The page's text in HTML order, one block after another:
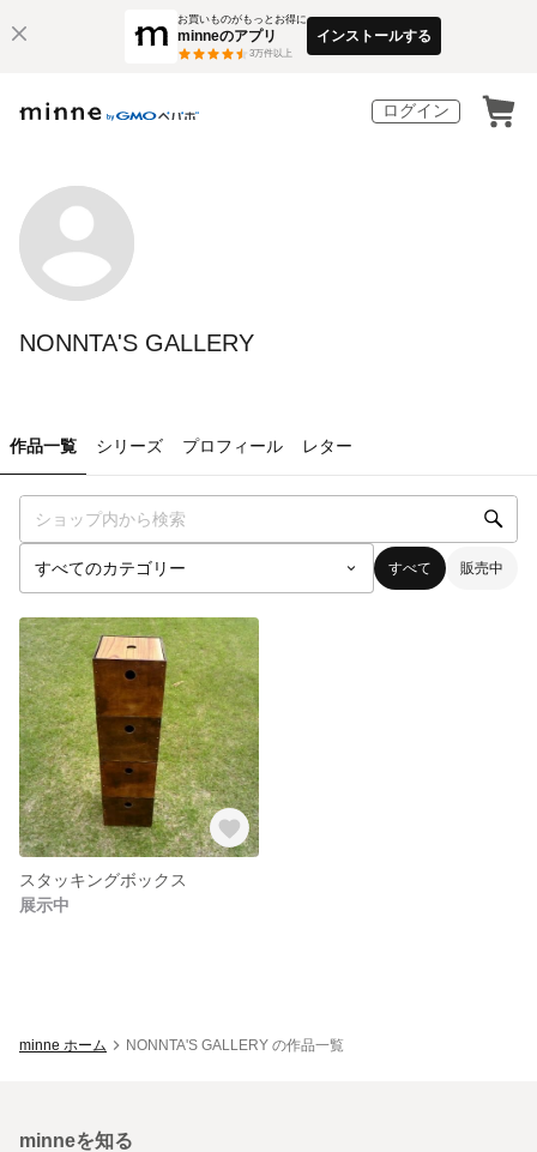
お買いものがもっとお得に
minneのアプリ
3万件以上
インストールする
ログイン
NONNTA'S GALLERY
作品一覧 シリーズ プロフィール レター
すべて 販売中
スタッキングボックス
展示中
minne ホーム NONNTA'S GALLERY の作品一覧
minneを知る